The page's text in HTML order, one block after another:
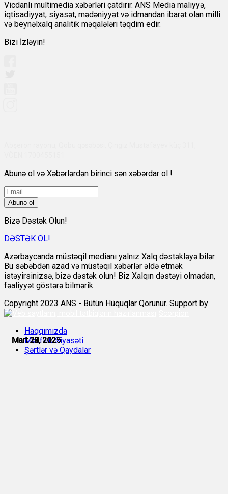
Mart 18, 2025
Mart 19, 2025
Mart 21, 2025
Mart 22, 2025
Mart 26, 2025
Mart 27, 2025
Vicdanlı multimedia xəbərləri çatdırır. ANS Media maliyyə,
iqtisadiyyat, siyasət, mədəniyyət və idmandan ibarət olan milli
və beynəlxalq analitik məqalələri təqdim edir.
Bizi İzləyin!
Abunə ol və Xəbərlərdən birinci sən xəbərdar ol !
Abunə ol
Bizə Dəstək Olun!
DƏSTƏK OL!
Azərbaycanda müstəqil medianı yalnız Xalq dəstəkləyə bilər.
Bu səbəbdən azad və müstəqil xəbərlər əldə etmək
istəyirsinizsə, bizə dəstək olun! Biz Xalqın dəstəyi olmadan,
fəaliyyət göstərə bilmərik.
Copyright 2023 ANS - Bütün Hüquqlar Qorunur. Support by
Haqqımızda
Məxfilik Siyasəti
Şərtlər və Qaydalar